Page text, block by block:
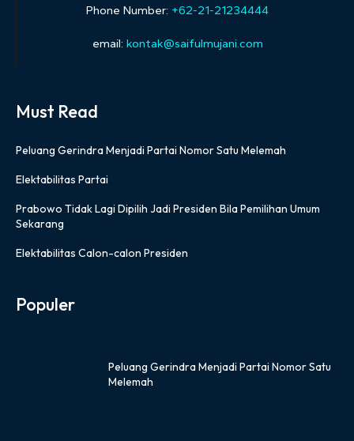
Phone Number: +62-21-21234444
email: kontak@saifulmujani.com
Must Read
Peluang Gerindra Menjadi Partai Nomor Satu Melemah
Elektabilitas Partai
Prabowo Tidak Lagi Dipilih Jadi Presiden Bila Pemilihan Umum
Sekarang
Elektabilitas Calon-calon Presiden
Populer
Peluang Gerindra Menjadi Partai Nomor Satu
Melemah